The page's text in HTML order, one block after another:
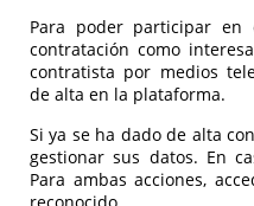
Para poder participar en
contratación como
contratista por medios
de alta en la plataforma.
Si ya se ha dado de alta
gestionar sus datos. En
Para ambas acciones,